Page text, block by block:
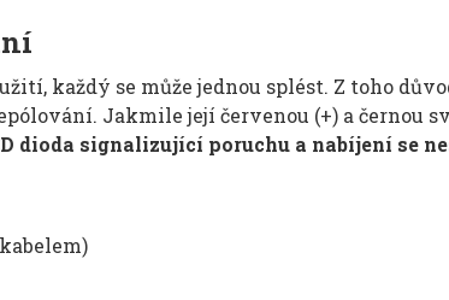
každý se může jednou splést. Z toho
Jakmile její červenou (+) a černou
dioda signalizující poruchu a nabíjení se